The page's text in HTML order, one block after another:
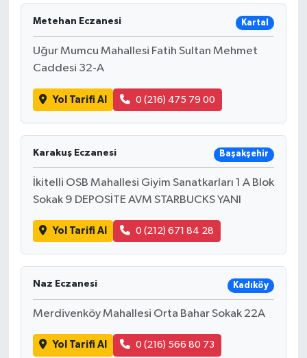
Metehan Eczanesi Kartal
Uğur Mumcu Mahallesi Fatih Sultan Mehmet
Caddesi 32-A
Yol Tarifi Al 0 (216) 475 79 00
Karakuş Eczanesi Başakşehir
İkitelli OSB Mahallesi Giyim Sanatkarları 1 A Blok
Sokak 9 DEPOSİTE AVM STARBUCKS YANI
Yol Tarifi Al 0 (212) 671 84 28
Naz Eczanesi Kadıköy
Merdivenköy Mahallesi Orta Bahar Sokak 22A
Yol Tarifi Al 0 (216) 566 80 73